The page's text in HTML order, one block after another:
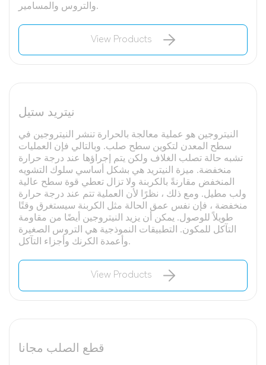
والتروس والمسامير.
View Products
نيتريد ستيل
النيتروجين هو عملية معالجة بالحرارة تنشر النيتروجين في
سطح المعدن لتكوين سطح صلب. وبالتالي فإن العمليات
تشبه حالة تصلب الغلاف ولكن يتم إجراؤها عند درجة حرارة
منخفضة. ميزة النيتريد هي بشكل أساسي سلوك التشويه
المنخفض مقارنةً بالكربنة ولا تزال تعطي قوة سطح عالية
ولب مطيل. ومع ذلك ، نظرًا لأن العملية تتم عند درجة حرارة
منخفضة ، فإن نفس عمق الحالة مثل الكربنة سيستغرق وقتًا
طويلاً للوصول. يمكن أن يزيد النيتروجين أيضًا من مقاومة
التآكل للمكون. التطبيقات النموذجية هي التروس الصغيرة
وأعمدة الكرنك وأجزاء التآكل.
View Products
قطع الصلب مجانا